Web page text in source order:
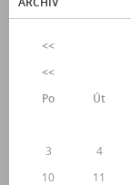
<<
<<
Po
Út
3
4
10
11